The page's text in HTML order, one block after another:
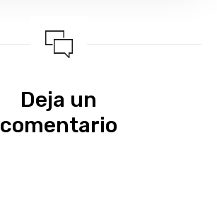
Deja un
comentario